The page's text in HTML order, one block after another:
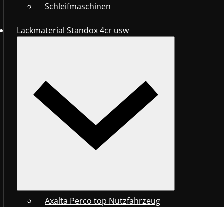
Schleifmaschinen
Lackmaterial Standox 4cr usw
Axalta Perco top Nutzfahrzeug